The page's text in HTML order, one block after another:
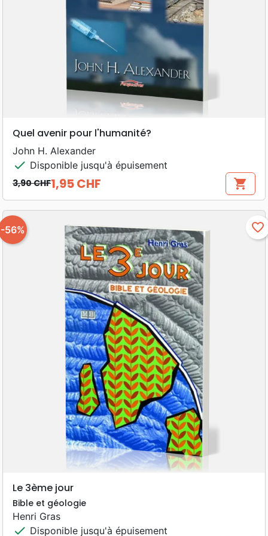
Quel avenir pour l'humanité?
John H. Alexander
check Disponible jusqu'à épuisement
Prix de base
3,90 CHF
Prix 1,95 CHF shopping_cart
-56% favorite_border
Le 3ème jour
Bible et géologie
Henri Gras
check Disponible jusqu'à épuisement